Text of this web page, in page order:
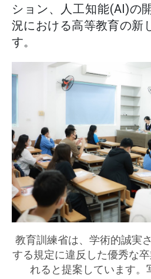
ション、人工知能(AI)の
況における高等教育の新
す。
教育訓練省は、学術的誠実
する規定に違反した優秀な
れると提案しています。